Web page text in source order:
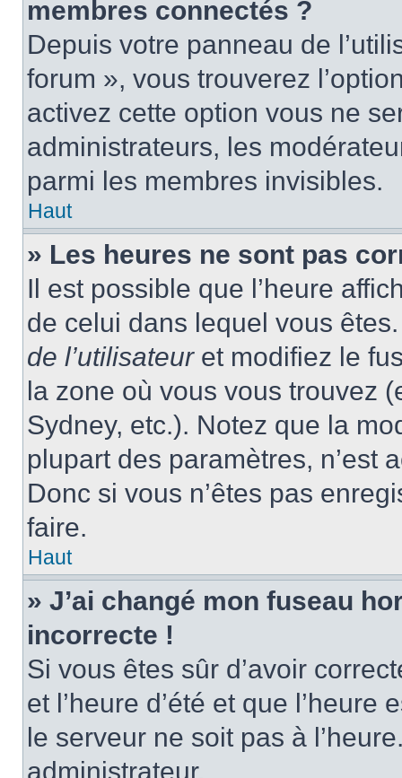
membres connectés ?
Depuis votre panneau de
forum », vous trouverez
activez cette option vous ne
administrateurs, les
parmi les membres invisibles.
Haut
» Les heures ne sont pas
Il est possible que l’heure
de celui dans lequel vous
de l’utilisateuret modifiez le
la zone où vous vous trouvez
Sydney, etc.). Notez que la
plupart des paramètres, n’est
Donc si vous n’êtes pas
faire.
Haut
» J’ai changé mon fuseau
incorrecte !
Si vous êtes sûr d’avoir
et l’heure d’été et que
le serveur ne soit pas à
administrateur.